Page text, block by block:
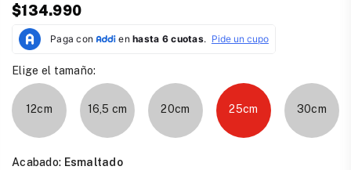
Precio
habitual
$134.990
Elige el tamaño:
12cm 16,5 cm 20cm 25cm 30cm
Acabado: Esmaltado